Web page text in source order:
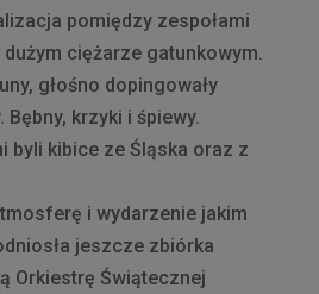
pomiędzy zespołami
dużym ciężarze gatunkowym.
głośno dopingowały
krzyki i śpiewy.
byli kibice ze Śląska oraz z
i wydarzenie jakim
jeszcze zbiórka
Orkiestrę Świątecznej